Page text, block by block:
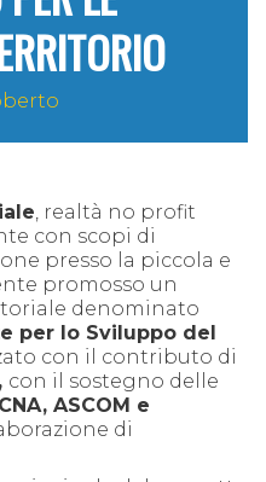
, realtà no profit
con scopi di
presso la piccola e
promosso un
denominato
per lo Sviluppo del
con il contributo di
con il sostegno delle
CNA, ASCOM e
di